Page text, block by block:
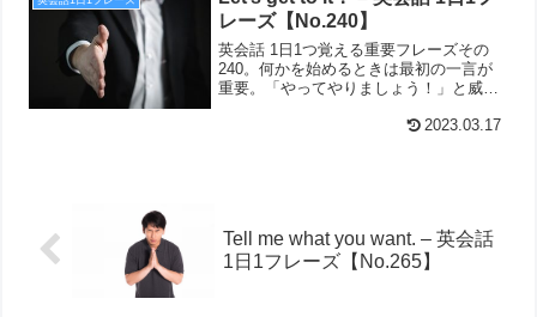
レーズ【No.240】
英会話 1日1つ覚える重要フレーズその
240。何かを始めるときは最初の一言が
重要。「やってやりましょう！」と威勢
2023.03.17
Tell me what you want. – 英会話
1日1フレーズ【No.265】